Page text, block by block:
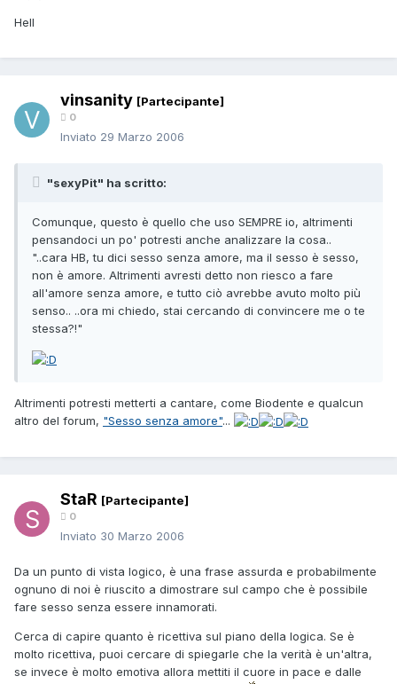
Hell
vinsanity [Partecipante]
0
Inviato 29 Marzo 2006
"sexyPit" ha scritto:
Comunque, questo è quello che uso SEMPRE io, altrimenti
pensandoci un po' potresti anche analizzare la cosa..
"..cara HB, tu dici sesso senza amore, ma il sesso è sesso,
non è amore. Altrimenti avresti detto non riesco a fare
all'amore senza amore, e tutto ciò avrebbe avuto molto più
senso.. ..ora mi chiedo, stai cercando di convincere me o te
stessa?!"
Altrimenti potresti metterti a cantare, come Biodente e qualcun
altro del forum, "Sesso senza amore"...
StaR [Partecipante]
0
Inviato 30 Marzo 2006
Da un punto di vista logico, è una frase assurda e probabilmente
ognuno di noi è riuscito a dimostrare sul campo che è possibile
fare sesso senza essere innamorati.
Cerca di capire quanto è ricettiva sul piano della logica. Se è
molto ricettiva, puoi cercare di spiegarle che la verità è un'altra,
se invece è molto emotiva allora mettiti il cuore in pace e dalle